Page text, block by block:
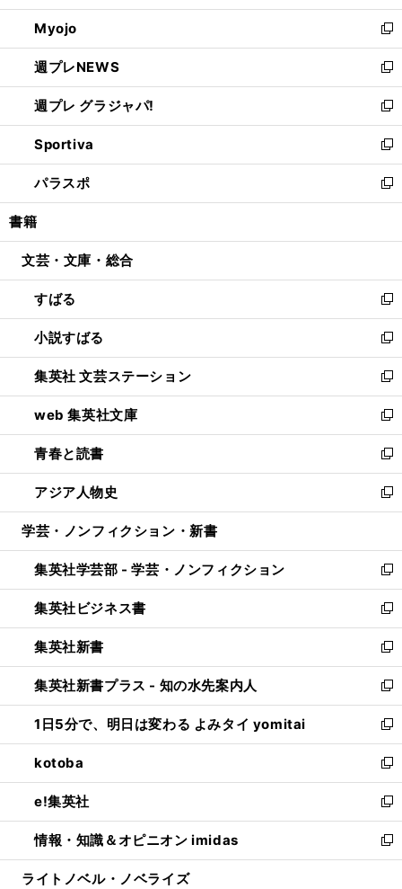
開
く
ウ
で
開
く
ン
ド
ウ
で
開
く
ウ
ィ
ン
ド
ウ
で
開
く
Myojo
新
し
い
ウ
ィ
ン
ド
ウ
で
開
週プレNEWS
新
し
い
ウ
ィ
ン
ド
ウ
開
週プレ グラジャパ!
新
し
い
ウ
ィ
ン
ウ
開
く
Sportiva
新
し
い
ウ
ン
ウ
で
開
く
パラスポ
新
し
ウ
ン
ド
ウ
で
開
く
書籍
文芸・文庫・総合
すばる
新
し
い
ウ
ィ
ン
ド
ウ
で
開
く
小説すばる
新
し
い
ウ
ィ
ン
ド
ウ
で
開
集英社 文芸ステーション
新
し
い
ウ
ィ
ン
ド
ウ
開
く
web 集英社文庫
新
し
い
ウ
ィ
ン
ウ
で
開
く
青春と読書
新
し
い
ウ
ン
ド
ウ
で
開
く
アジア人物史
新
し
ウ
ィ
ン
ド
ウ
で
開
く
学芸・ノンフィクション・新書
集英社学芸部 - 学芸・ノンフィクション
新
し
い
ウ
ィ
ン
ド
ウ
で
開
く
集英社ビジネス書
新
し
い
ウ
ィ
ン
ド
ウ
で
開
く
集英社新書
新
し
い
ウ
ィ
ン
ド
ウ
で
開
く
集英社新書プラス - 知の水先案内人
新
し
い
ウ
ィ
ン
ド
ウ
で
開
1日5分で、明日は変わる よみタイ yomitai
新
し
い
ウ
ィ
ン
ド
ウ
kotoba
新
し
い
ウ
ィ
ン
e!集英社
新
し
い
ウ
情報・知識＆オピニオン imidas
新
し
ライトノベル・ノベライズ